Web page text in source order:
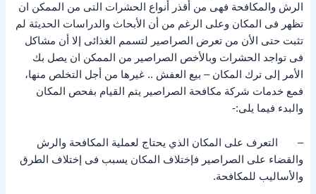
الرش والمكافحة فهى من أقذر أنواع الحشرات التى من الممكن ان
تظهر فى المكان وعلى الرغم من أن الأبحاث والدراسات الحديثة لم
تثبت حتى الأن من تعرض الصراصير لتسمم الغذائى إلا أن مشاكل
فى تواجد الحشرات وبالأخص الصراصير من الممكن ان يصل بك
الأمر إلى ترك المكان – بيع العفش .. غيرها من أجل التخلص منها،
فمع خدمات شركة مكافحة الصراصير يتم القيام بفحص المكان
والبدء فيما يلى:-
– التعرف على المكان الذي يحتاج لعملية المكافحة والرش
والقضاء على الصراصير فإختلاف المكان يسبب فى إختلاف الطرق
والأساليب للمكافحة.